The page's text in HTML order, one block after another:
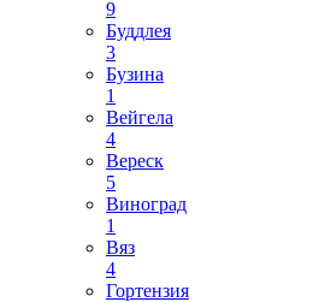
9
Буддлея
3
Бузина
1
Вейгела
4
Вереск
5
Виноград
1
Вяз
4
Гортензия